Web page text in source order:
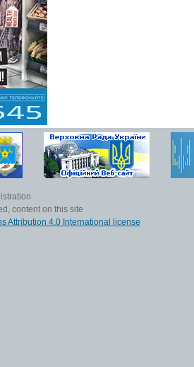
content on this site
Attribution 4.0 International license